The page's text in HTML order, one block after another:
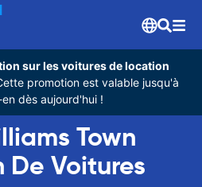
sur les voitures de location
promotion est valable jusqu'à
dès aujourd'hui !
Town
De Voitures